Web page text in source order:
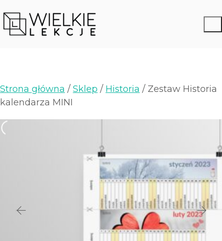
Strona główna / Sklep / Historia / Zestaw Historia
kalendarza MINI